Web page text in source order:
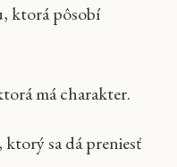
ktorá pôsobí
má charakter.
sa dá preniesť